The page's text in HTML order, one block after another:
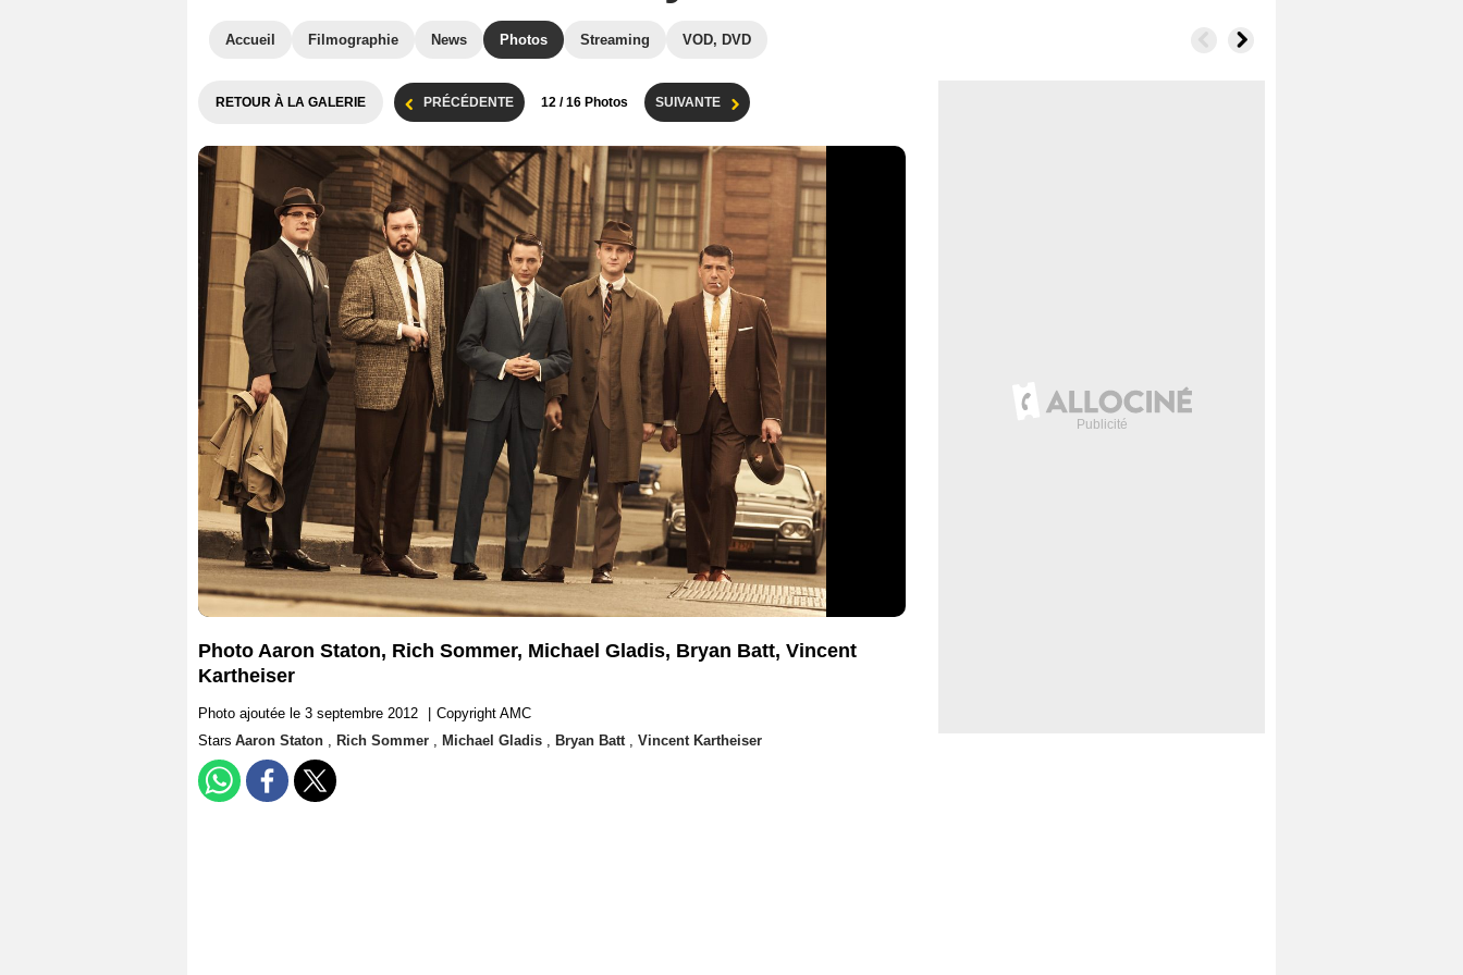
Accueil Filmographie News Photos Streaming VOD, DVD
RETOUR À LA GALERIE PRÉCÉDENTE 12 / 16 Photos SUIVANTE
Photo Aaron Staton, Rich Sommer, Michael Gladis, Bryan Batt, Vincent
Kartheiser
Photo ajoutée le 3 septembre 2012
Copyright AMC
Stars Aaron Staton , Rich Sommer , Michael Gladis , Bryan Batt , Vincent Kartheiser